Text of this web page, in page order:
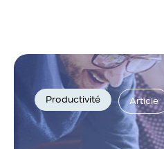
Productivité Article